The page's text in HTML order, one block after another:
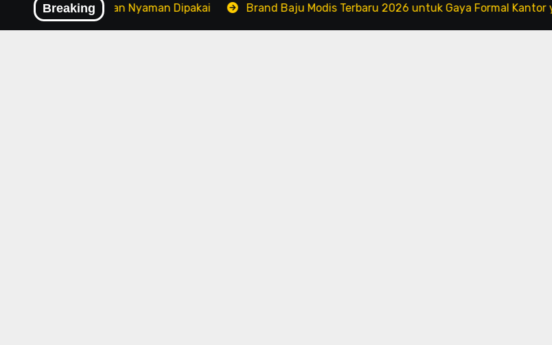
Breaking
Adem dan Nyaman Dipakai Brand Baju Modis Terbaru 2026 untuk Gaya Formal Kantor yang